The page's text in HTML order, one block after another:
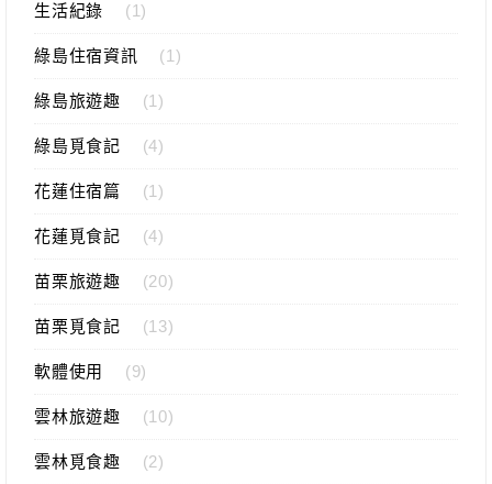
生活紀錄 (1)
綠島住宿資訊 (1)
綠島旅遊趣 (1)
綠島覓食記 (4)
花蓮住宿篇 (1)
花蓮覓食記 (4)
苗栗旅遊趣 (20)
苗栗覓食記 (13)
軟體使用 (9)
雲林旅遊趣 (10)
雲林覓食趣 (2)